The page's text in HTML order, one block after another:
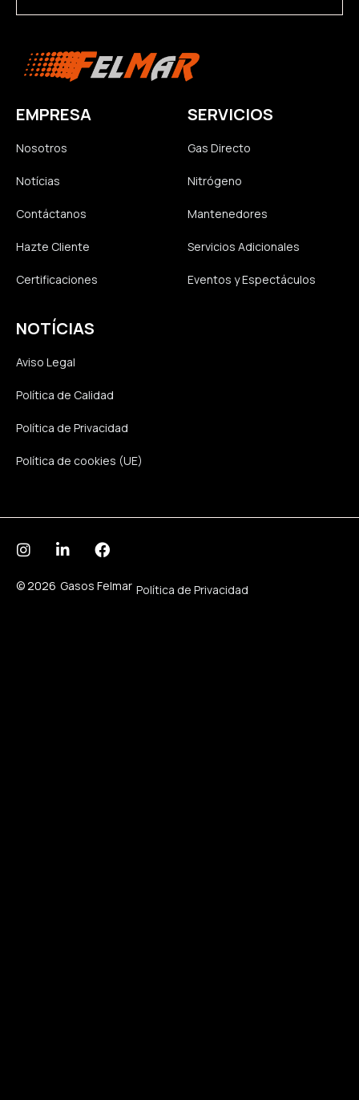
EMPRESA
Nosotros
Notícias
Contáctanos
Hazte Cliente
Certificaciones
SERVICIOS
Gas Directo
Nitrógeno
Mantenedores
Servicios Adicionales
Eventos y Espectáculos
NOTÍCIAS
Aviso Legal
Política de Calidad
Política de Privacidad
Política de cookies (UE)
© 2026 Gasos Felmar Política de Privacidad